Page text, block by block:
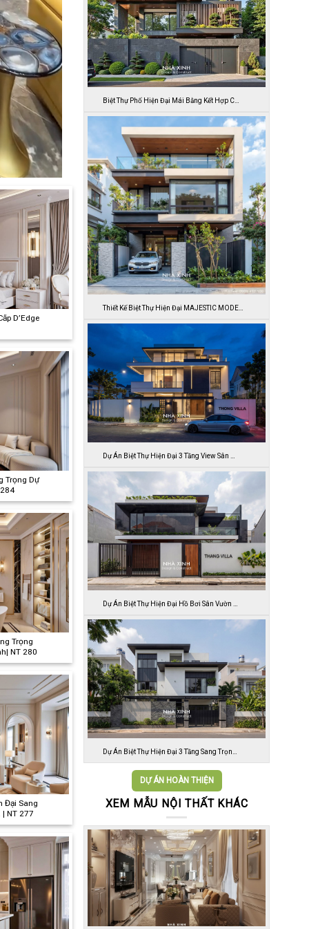
D’Edge
Trọng Dự
Trọng
NT 280
Đại Sang
| NT 277
Biệt Thự Phố Hiện Đại Mái Bằng Kết Hợp C…
Thiết Kế Biệt Thự Hiện Đại MAJESTIC MODE…
Dự Án Biệt Thự Hiện Đại 3 Tầng View Sân …
Dự Án Biệt Thự Hiện Đại Hồ Bơi Sân Vườn …
Dự Án Biệt Thự Hiện Đại 3 Tầng Sang Trọn…
DỰ ÁN HOÀN THIỆN
XEM MẪU NỘI THẤT KHÁC